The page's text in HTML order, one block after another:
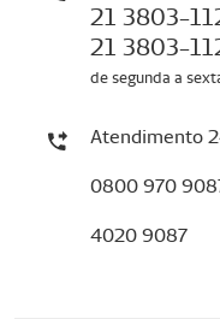
21 3803-
21 3803-
de segunda a
Atendimento
0800 970
4020 9087